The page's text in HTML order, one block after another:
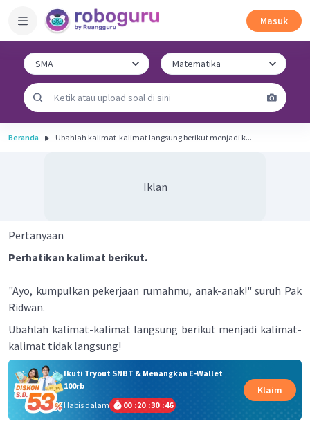
Masuk
Beranda Ubahlah kalimat-kalimat langsung berikut menjadi k...
Iklan
Pertanyaan
Perhatikan kalimat berikut.
"Ayo, kumpulkan pekerjaan rumahmu, anak-anak!" suruh Pak
Ridwan.
Ubahlah kalimat-kalimat langsung berikut menjadi kalimat-
kalimat tidak langsung!
Ikuti Tryout SNBT & Menangkan E-Wallet
100rb
Habis dalam
00 :20 :30 :46
Klaim